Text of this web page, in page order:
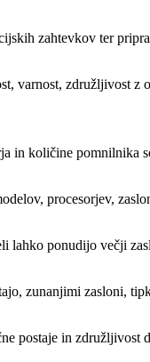
zahtevkov ter
varnost, združljivost
in količine pomnilnika
procesorjev,
ponudijo večji
zunanjimi zasloni,
in združljivost